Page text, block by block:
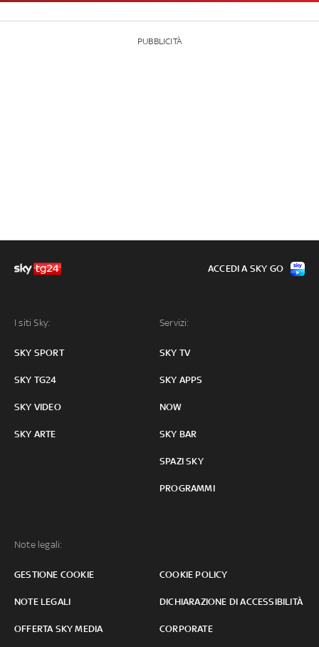
PUBBLICITÀ
I siti Sky:
SKY SPORT
SKY TG24
SKY VIDEO
SKY ARTE
Servizi:
SKY TV
SKY APPS
NOW
SKY BAR
SPAZI SKY
PROGRAMMI
Note legali:
GESTIONE COOKIE COOKIE POLICY
NOTE LEGALI DICHIARAZIONE DI ACCESSIBILITÀ
OFFERTA SKY MEDIA CORPORATE
ACCEDI A SKY GO